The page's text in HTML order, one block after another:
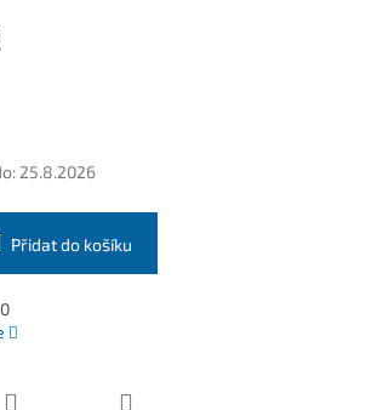
25.8.2026
Přidat do košíku